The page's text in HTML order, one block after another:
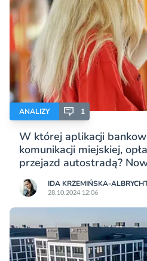
ANALIZY 1
W której aplikacji
komunikacji miejskiej,
przejazd autostradą?
IDA KRZEMIŃSKA-
28.10.2024 12:06